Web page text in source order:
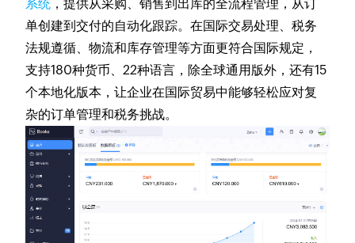
系统 ，提供从采购、销售到出库的全流程管理，从订
单创建到交付的自动化跟踪。在国际交易处理、税务
法规遵循、物流和库存管理等方面更符合国际规定，
支持180种货币、22种语言，除全球通用版外，还有15
个本地化版本，让企业在国际贸易中能够轻松应对复
杂的订单管理和税务挑战。